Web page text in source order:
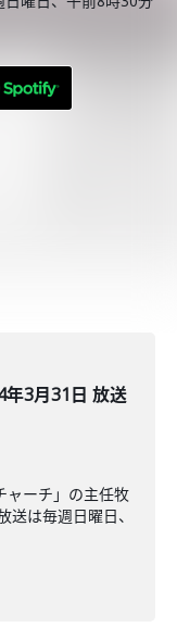
3月31日 放送
ャーチ」の主任牧
は毎週日曜日、